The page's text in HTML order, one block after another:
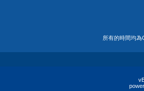
所有的時間均為